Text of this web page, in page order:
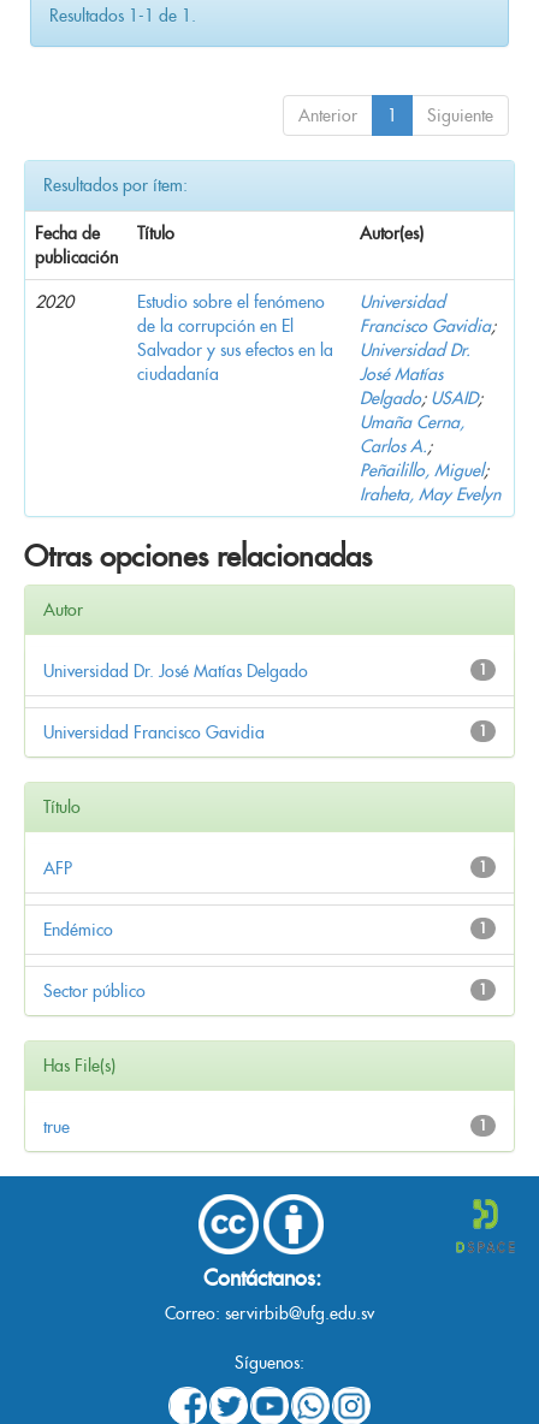
Resultados 1-1 de 1.
Anterior 1 Siguiente
Resultados por ítem:
Fecha de
publicación
Título Autor(es)
2020
Estudio sobre el fenómeno
de la corrupción en El
Salvador y sus efectos en la
ciudadanía
Universidad
Francisco Gavidia;
Universidad Dr.
José Matías
Delgado; USAID;
Umaña Cerna,
Carlos A.;
Peñailillo, Miguel;
Iraheta, May Evelyn
Otras opciones relacionadas
Autor
1
Universidad Dr. José Matías Delgado
1
Universidad Francisco Gavidia
Título
1
AFP
1
Endémico
1
Sector público
Has File(s)
1
true
Contáctanos:
Correo: servirbib@ufg.edu.sv
Síguenos: